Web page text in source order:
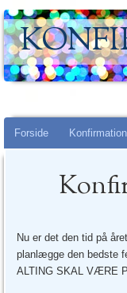
Main menu
Skip
to
Forside
Nu er det den tid på
planlægge den bedste
ALTING SKAL VÆRE